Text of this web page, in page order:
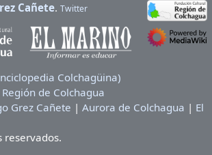
Cañete. Twitter
Colchagüina)
de Colchagua
Grez Cañete | Aurora de Colchagua | El
reservados.